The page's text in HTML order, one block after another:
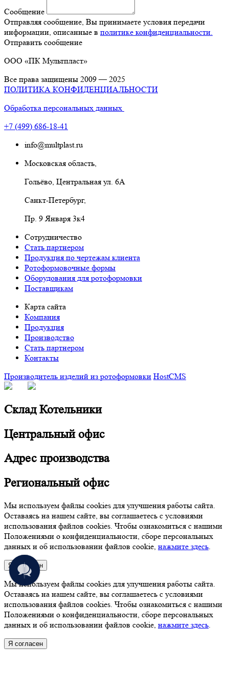
Сообщение
Отправляя сообщение, Вы принимаете условия передачи
информации, описанные в политике конфиденциальности.
Отправить сообщение
ООО «ПК Мультпласт»
Все права защищены 2009 — 2025
ПОЛИТИКА КОНФИДЕНЦИАЛЬНОСТИ
Обработка персональных данных
+7 (499) 686-18-41
info@multplast.ru
Московская область,
Гольёво, Центральная ул. 6А
Санкт-Петербург,
Пр. 9 Января 3к4
Сотрудничество
Стать партнером
Продукция по чертежам клиента
Ротоформовочные формы
Оборудования для ротоформовки
Поставщикам
Карта сайта
Компания
Продукция
Производство
Стать партнером
Контакты
Производитель изделий из ротоформовки HostCMS
Склад Котельники
Центральный офис
Адрес производства
Региональный офис
Мы используем файлы cookies для улучшения работы сайта.
Оставаясь на нашем сайте, вы соглашаетесь с условиями
использования файлов cookies. Чтобы ознакомиться с нашими
Положениями о конфиденциальности, сборе персональных
данных и об использовании файлов cookie, нажмите здесь.
Я согласен
Мы используем файлы cookies для улучшения работы сайта.
Оставаясь на нашем сайте, вы соглашаетесь с условиями
использования файлов cookies. Чтобы ознакомиться с нашими
Положениями о конфиденциальности, сборе персональных
данных и об использовании файлов cookie, нажмите здесь.
Я согласен